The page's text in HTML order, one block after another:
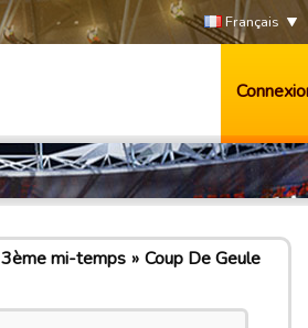
Français
3ème mi-temps Coup De Geule